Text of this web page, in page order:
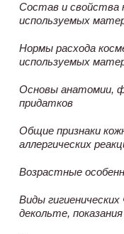
Состав и свойства
используемых
Нормы расхода
используемых
Основы анатомии,
придатков
Общие признаки
аллергических
Возрастные
Виды
декольте,